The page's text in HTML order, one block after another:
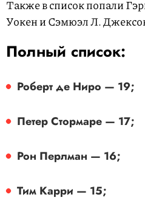
Также в список попали
Уокен и Сэмюэл Л.
Полный список:
Роберт де Ниро — 19;
Петер Стормаре — 17;
Рон Перлман — 16;
Тим Карри — 15;